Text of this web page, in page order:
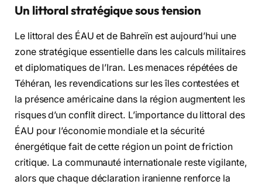
Un littoral stratégique sous tension
Le littoral des ÉAU et de Bahreïn est aujourd’hui une
zone stratégique essentielle dans les calculs militaires
et diplomatiques de l’Iran. Les menaces répétées de
Téhéran, les revendications sur les îles contestées et
la présence américaine dans la région augmentent les
risques d’un conflit direct. L’importance du littoral des
ÉAU pour l’économie mondiale et la sécurité
énergétique fait de cette région un point de friction
critique. La communauté internationale reste vigilante,
alors que chaque déclaration iranienne renforce la